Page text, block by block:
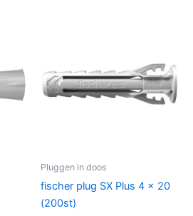
Pluggen in doos
fischer plug SX Plus 4 x 20
(200st)